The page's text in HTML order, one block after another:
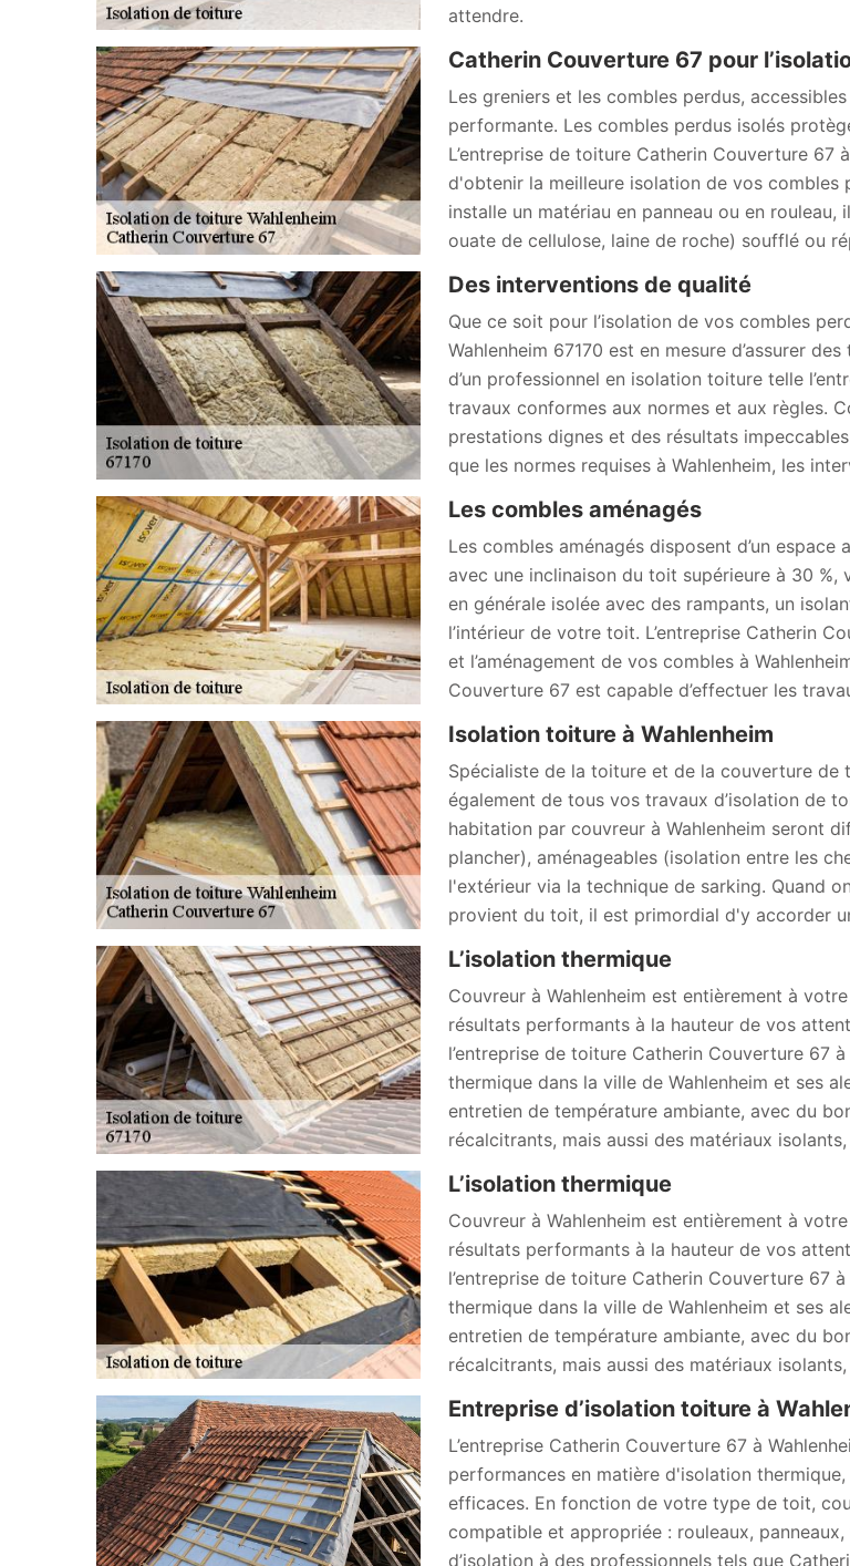
attendre.
Catherin Couverture 67 pour
Les greniers et les combles perdus,
performante. Les combles perdus isolés
L’entreprise de toiture Catherin Couverture
d'obtenir la meilleure isolation de vos combles
installe un matériau en panneau ou en
ouate de cellulose, laine de roche) soufflé ou
Des interventions de qualité
Que ce soit pour l’isolation de vos combles
Wahlenheim 67170 est en mesure d’assurer
d’un professionnel en isolation toiture telle
travaux conformes aux normes et aux règles.
prestations dignes et des résultats
que les normes requises à Wahlenheim, les
Les combles aménagés
Les combles aménagés disposent d’un
avec une inclinaison du toit supérieure à 30
en générale isolée avec des rampants, un
l’intérieur de votre toit. L’entreprise Catherin
et l’aménagement de vos combles à
Couverture 67 est capable d’effectuer les
Isolation toiture à Wahlenheim
Spécialiste de la toiture et de la couverture de
également de tous vos travaux d’isolation de
habitation par couvreur à Wahlenheim seront
plancher), aménageables (isolation entre les
l'extérieur via la technique de sarking. Quand
provient du toit, il est primordial d'y accorder
L’isolation thermique
Couvreur à Wahlenheim est entièrement à
résultats performants à la hauteur de vos
l’entreprise de toiture Catherin Couverture 67
thermique dans la ville de Wahlenheim et ses
entretien de température ambiante, avec du
récalcitrants, mais aussi des matériaux
L’isolation thermique
Couvreur à Wahlenheim est entièrement à
résultats performants à la hauteur de vos
l’entreprise de toiture Catherin Couverture 67
thermique dans la ville de Wahlenheim et ses
entretien de température ambiante, avec du
récalcitrants, mais aussi des matériaux
Entreprise d’isolation toiture à
L’entreprise Catherin Couverture 67 à
performances en matière d'isolation
efficaces. En fonction de votre type de toit,
compatible et appropriée : rouleaux,
d’isolation à des professionnels tels que